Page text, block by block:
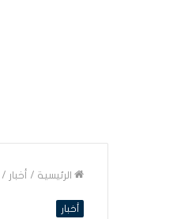
الرئيسية / أخبار /
أخبار